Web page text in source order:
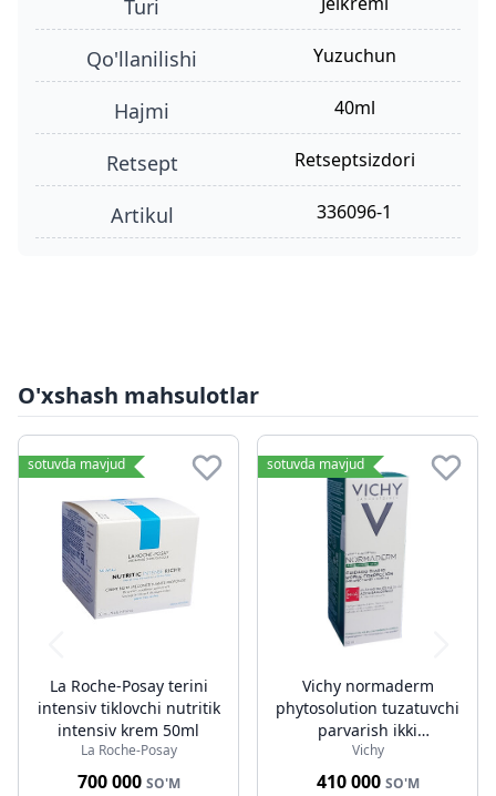
turi
qo'llanilishi yuzuchun
hajmi 40ml
retsept retseptsizdori
Artikul 336096-1
O'xshash mahsulotlar
sotuvda mavjud
La Roche-Posay terini
intensiv tiklovchi nutritik
intensiv krem 50ml
La Roche-Posay
700 000 SO'M
sotuvda mavjud
Vichy normaderm
phytosolution tuzatuvchi
parvarish ikki
tomonlama 50ml
Vichy
410 000 SO'M